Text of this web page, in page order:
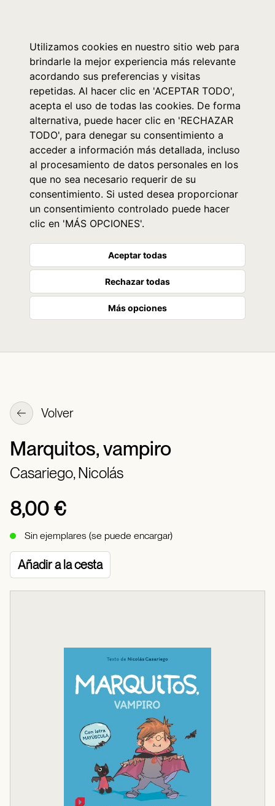
Utilizamos cookies en nuestro sitio web para
brindarle la mejor experiencia más relevante
acordando sus preferencias y visitas
repetidas. Al hacer clic en 'ACEPTAR TODO',
acepta el uso de todas las cookies. De forma
alternativa, puede hacer clic en 'RECHAZAR
TODO', para denegar su consentimiento a
acceder a información más detallada, incluso
al procesamiento de datos personales en los
que no sea necesario requerir de su
consentimiento. Si usted desea proporcionar
un consentimiento controlado puede hacer
clic en 'MÁS OPCIONES'.
Aceptar todas
Rechazar todas
Más opciones
Volver
Marquitos, vampiro
Casariego, Nicolás
8,00 €
Sin ejemplares (se puede encargar)
Añadir a la cesta